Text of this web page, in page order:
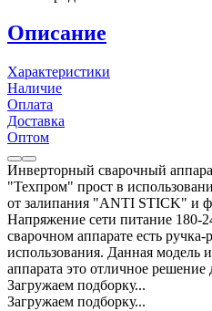
Описание
Характеристики
Наличие
Оплата
Доставка
Оптом
Инверторный сварочный
"Техпром" прост в
от залипания "ANTI STICK" и
Напряжение сети питание 180-
сварочном аппарате есть
использования. Данная модель
аппарата это отличное решение
Загружаем подборку...
Загружаем подборку...